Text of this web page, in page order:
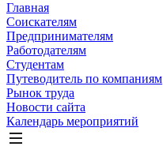
Главная
Соискателям
Предпринимателям
Работодателям
Студентам
Путеводитель по компаниям
Рынок труда
Новости сайта
Календарь мероприятий